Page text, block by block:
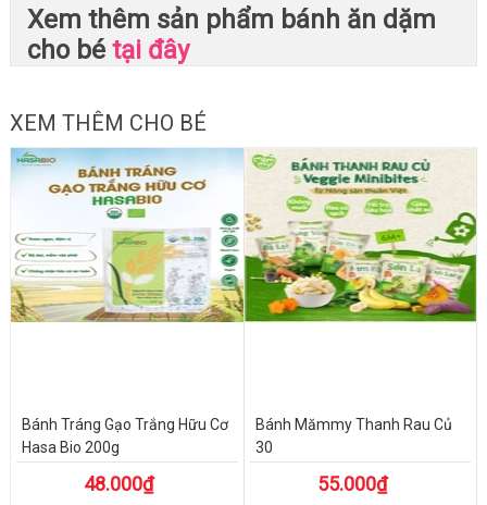
Xem thêm sản phẩm bánh ăn dặm
cho bé tại đây
XEM THÊM CHO BÉ
Bánh Tráng Gạo Trắng Hữu Cơ
Hasa Bio 200g
48.000₫
Bánh Mămmy Thanh Rau Củ
30
55.000₫